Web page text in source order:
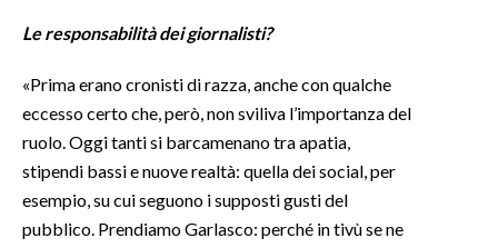
Le responsabilità dei giornalisti?
«Prima erano cronisti di razza, anche con qualche
eccesso certo che, però, non sviliva l’importanza del
ruolo. Oggi tanti si barcamenano tra apatia,
stipendi bassi e nuove realtà: quella dei social, per
esempio, su cui seguono i supposti gusti del
pubblico. Prendiamo Garlasco: perché in tivù se ne